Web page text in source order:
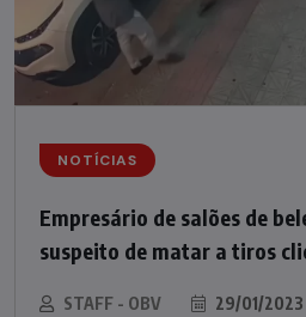
NOTÍCIAS
Empresário de salões de
suspeito de matar a tiros
STAFF - OBV 29/01/2023